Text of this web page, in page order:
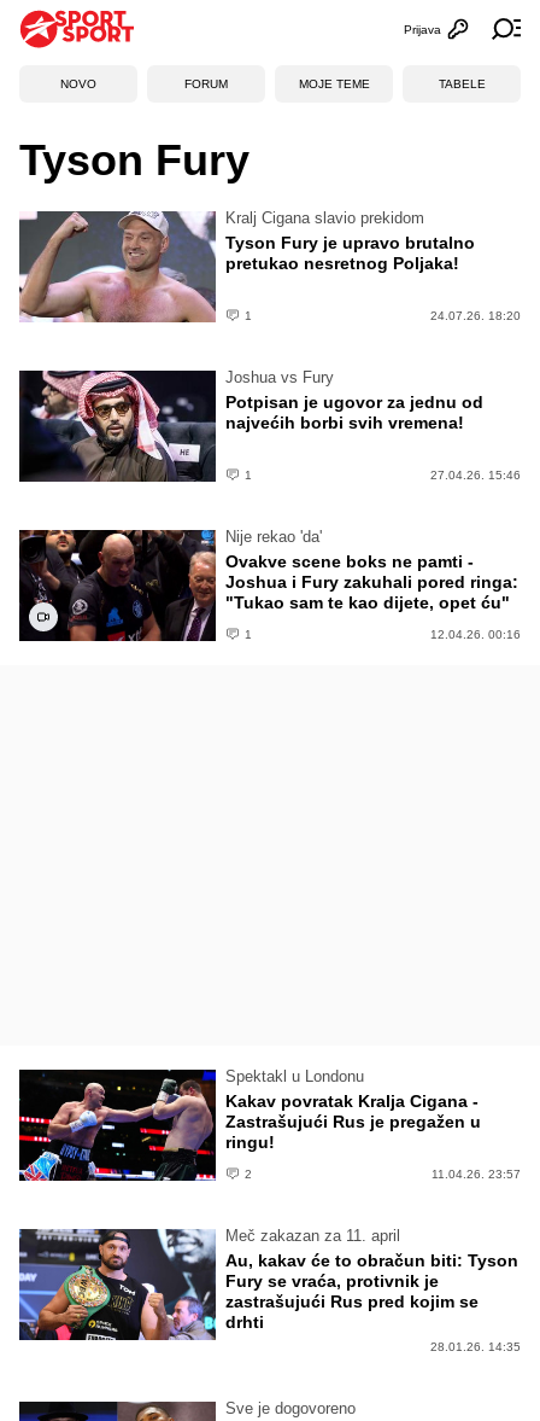
Otvori
Prijava
NOVO FORUM MOJE TEME TABELE
Tyson Fury
Kralj Cigana slavio prekidom
Tyson Fury je upravo brutalno
pretukao nesretnog Poljaka!
1 24.07.26. 18:20
Joshua vs Fury
Potpisan je ugovor za jednu od
najvećih borbi svih vremena!
1 27.04.26. 15:46
Nije rekao 'da'
Ovakve scene boks ne pamti -
Joshua i Fury zakuhali pored ringa:
"Tukao sam te kao dijete, opet ću"
1 12.04.26. 00:16
Spektakl u Londonu
Kakav povratak Kralja Cigana -
Zastrašujući Rus je pregažen u
ringu!
2 11.04.26. 23:57
Meč zakazan za 11. april
Au, kakav će to obračun biti: Tyson
Fury se vraća, protivnik je
zastrašujući Rus pred kojim se
drhti
28.01.26. 14:35
Sve je dogovoreno